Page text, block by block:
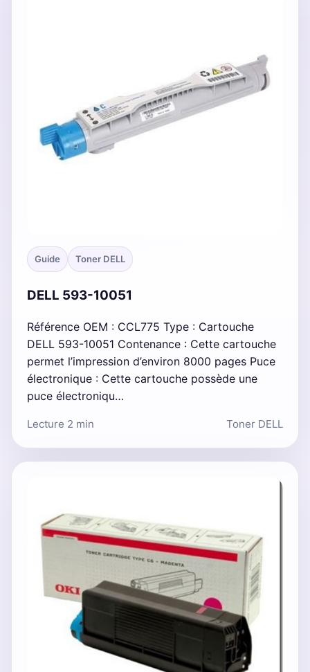
Guide Toner DELL
DELL 593-10051
Référence OEM : CCL775 Type : Cartouche
DELL 593-10051 Contenance : Cette cartouche
permet l’impression d’environ 8000 pages Puce
électronique : Cette cartouche possède une
puce électroniqu…
Lecture 2 min Toner DELL